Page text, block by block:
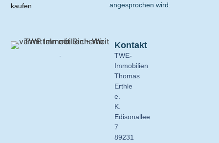
angesprochen wird.
.
Kontakt
TWE-
Immobilien
Thomas
Erthle
e.
K.
Edisonallee
7
89231
kaufen